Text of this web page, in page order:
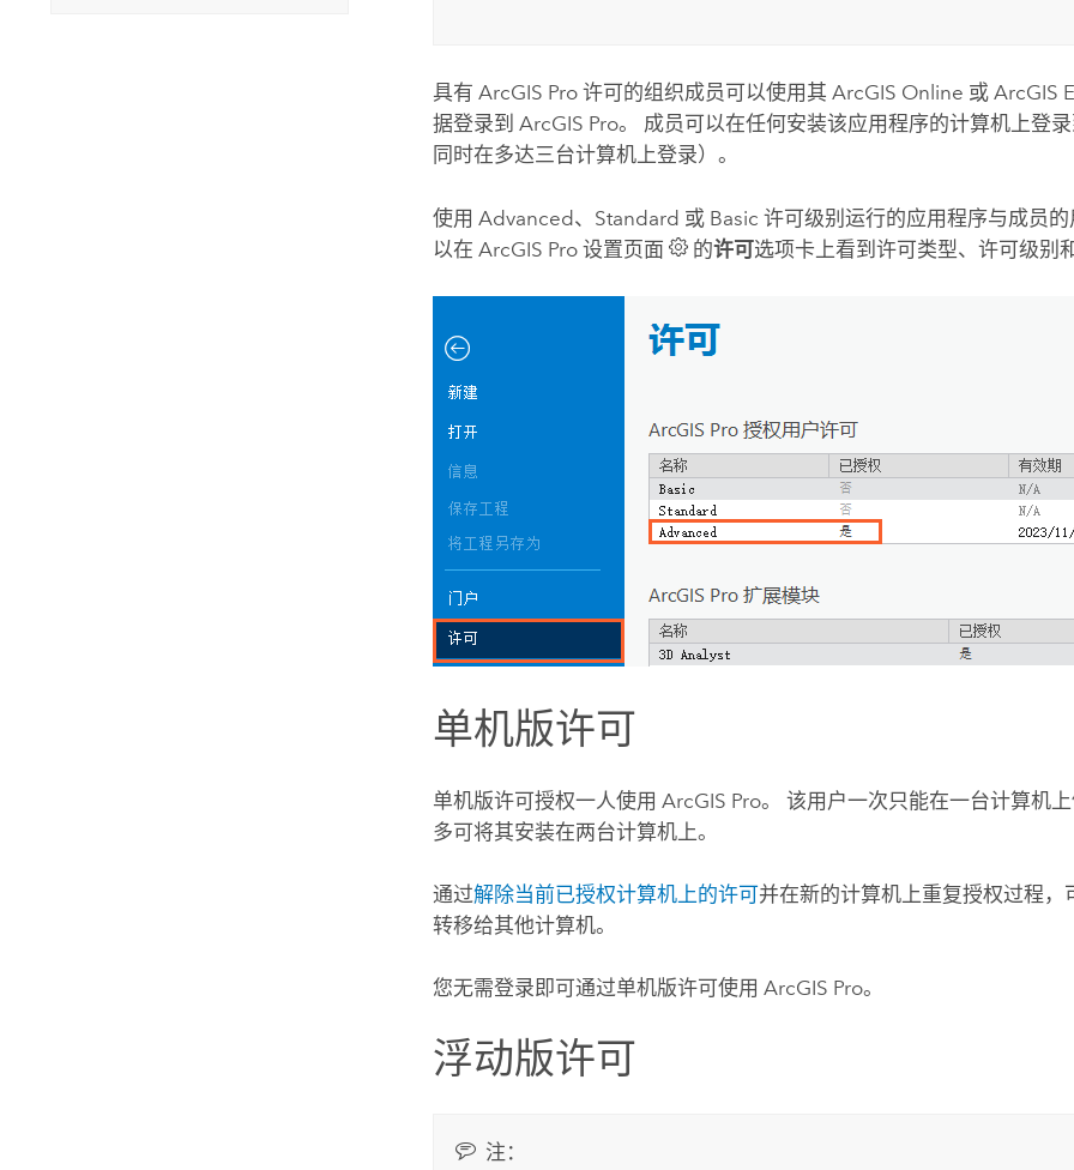
具有ArcGIS Pro 许可的组织成员可以使用其ArcGIS Online 或ArcGIS
据登录到ArcGIS Pro。 成员可以在任何安装该应用程序的计算机上登
同时在多达三台计算机上登录）。
使用 Advanced、Standard 或 Basic 许可级别运行的应用程序与成员
以在ArcGIS Pro 设置页面 的许可选项卡上看到许可类型、许可级别
单机版许可
单机版许可授权一人使用ArcGIS Pro。 该用户一次只能在一台计算机
多可将其安装在两台计算机上。
通过解除当前已授权计算机上的许可并在新的计算机上重复授权过程，
转移给其他计算机。
您无需登录即可通过单机版许可使用ArcGIS Pro。
浮动版许可
注：